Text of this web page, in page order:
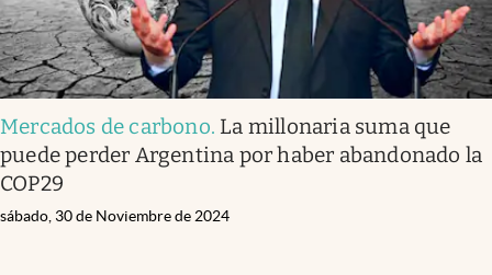
Mercados de carbono. La millonaria suma que
puede perder Argentina por haber abandonado la
COP29
sábado, 30 de Noviembre de 2024